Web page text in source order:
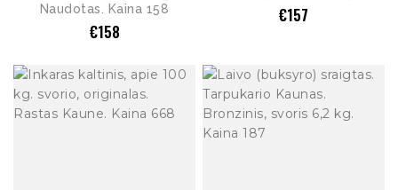
Naudotas. Kaina 158
€158
€157